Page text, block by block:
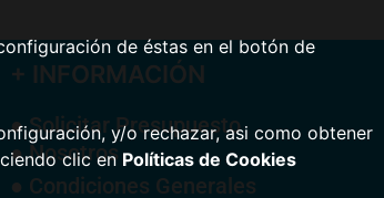
+ INFORMACIÓN
● Solicitar Presupuesto
● Nosotros
● Condiciones Generales
de éstas en el botón de
y/o rechazar, asi como obtener
clic en Políticas de Cookies